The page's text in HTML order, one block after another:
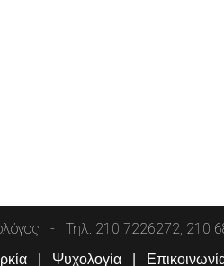
Τηλ: 210 7226272, 210
Ψυχολογία